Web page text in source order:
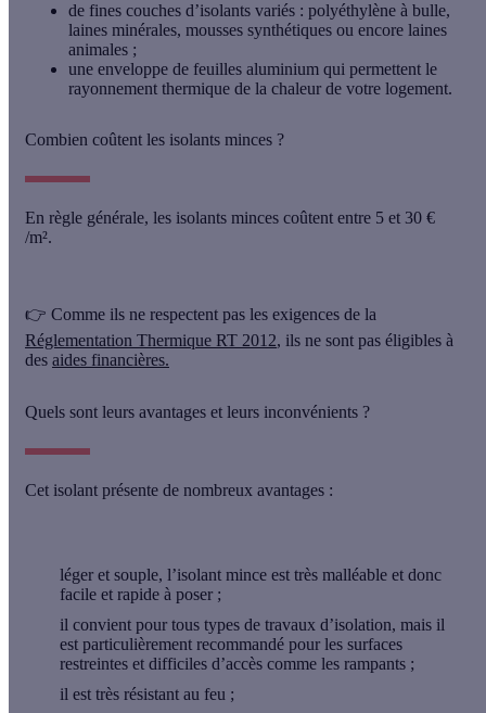
de fines couches d’isolants variés : polyéthylène à bulle,
laines minérales, mousses synthétiques ou encore laines
animales ;
une enveloppe de feuilles aluminium qui permettent le
rayonnement thermique de la chaleur de votre logement.
Combien coûtent les isolants minces ?
En règle générale, les isolants minces coûtent entre 5 et 30 €
/m².
👉 Comme ils ne respectent pas les exigences de la
Réglementation Thermique RT 2012, ils ne sont pas éligibles à
des aides financières.
Quels sont leurs avantages et leurs inconvénients ?
Cet isolant présente de nombreux avantages :
léger et souple, l’isolant mince est très malléable et donc
facile et rapide à poser ;
il convient pour tous types de travaux d’isolation, mais il
est particulièrement recommandé pour les surfaces
restreintes et difficiles d’accès comme les rampants ;
il est très résistant au feu ;